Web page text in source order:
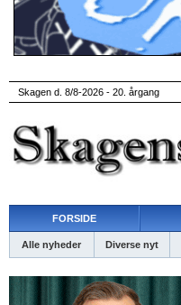
Skagen d. 8/8-2026 - 20. årgang
FORSIDE
Alle nyheder Diverse nyt